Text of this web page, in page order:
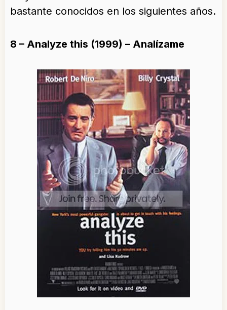
bastante conocidos en los siguientes años.
8 – Analyze this (1999) – Analízame